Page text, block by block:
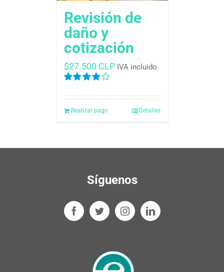
Revisión de
daño y
cotización
5
$27.500 CLP IVA incluido
Realizar pago Detalles
Síguenos